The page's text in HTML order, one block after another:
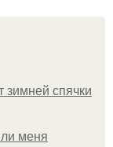
зимней спячки
меня